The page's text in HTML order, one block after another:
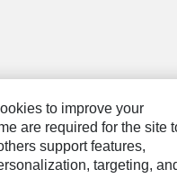
to improve your
are required for the site
support features,
targeting,